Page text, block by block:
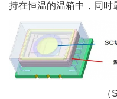
持在恒温的温箱中，同时
（